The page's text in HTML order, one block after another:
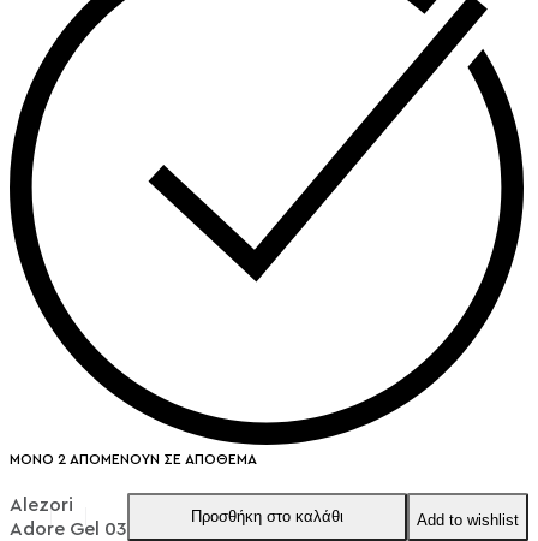
ΜΌΝΟ 2 ΑΠΟΜΈΝΟΥΝ ΣΕ ΑΠΌΘΕΜΑ
Alezori
Adore Gel 03
Προσθήκη στο καλάθι Add to wishlist